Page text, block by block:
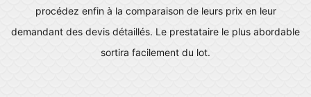
procédez enfin à la comparaison de leurs prix en leur
demandant des devis détaillés. Le prestataire le plus abordable
sortira facilement du lot.